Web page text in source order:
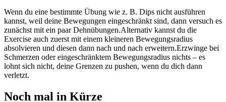
Wenn du eine bestimmte Übung wie z. B. Dips nicht ausführen
kannst, weil deine Bewegungen eingeschränkt sind, dann versuch es
zunächst mit ein paar Dehnübungen.Alternativ kannst du die
Exercise auch zuerst mit einem kleineren Bewegungsradius
absolvieren und diesen dann nach und nach erweitern.Erzwinge bei
Schmerzen oder eingeschränktem Bewegungsradius nichts – es
lohnt sich nicht, deine Grenzen zu pushen, wenn du dich dann
verletzt.
Noch mal in Kürze